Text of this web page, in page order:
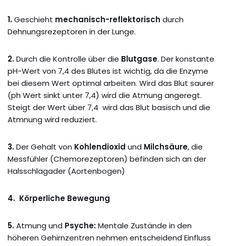
1.Geschieht mechanisch-reflektorisch durch
Dehnungsrezeptoren in der Lunge.
2.Durch die Kontrolle über die Blutgase. Der konstante
pH-Wert von 7,4 des Blutes ist wichtig, da die Enzyme
bei diesem Wert optimal arbeiten. Wird das Blut saurer
(ph Wert sinkt unter 7,4) wird die Atmung angeregt.
Steigt der Wert über 7,4 wird das Blut basisch und die
Atmnung wird reduziert.
3.Der Gehalt von Kohlendioxid und Milchsäure, die
Messfühler (Chemorezeptoren) befinden sich an der
Halsschlagader (Aortenbogen)
4. Körperliche Bewegung
5.Atmung und Psyche:Mentale Zustände in den
höheren Gehirnzentren nehmen entscheidend Einfluss